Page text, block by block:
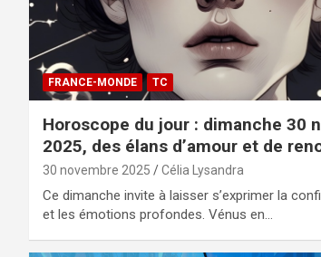
FRANCE-MONDE TC
Horoscope du jour : dimanche 30
2025, des élans d’amour et de
30 novembre 2025 Célia Lysandra
Ce dimanche invite à laisser s’exprimer la
et les émotions profondes. Vénus en…